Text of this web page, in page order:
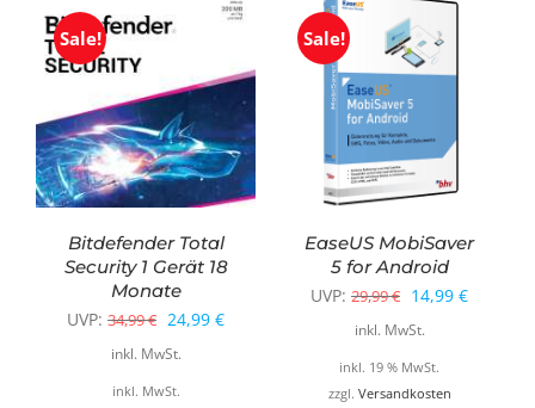
Sale!
Bitdefender Total
Security 1 Gerät 18
Monate
UVP: 34,99€ Ursprünglicher
Preis
war:
24,99 €Aktueller
inkl. MwSt.
inkl. MwSt.
Sale!
EaseUS MobiSaver
5 for Android
UVP: 29,99€ Ursprünglicher
Preis
war:
29,99 €
14,99 €
inkl. MwSt.
inkl. 19 % MwSt.
zzgl. Versandkosten